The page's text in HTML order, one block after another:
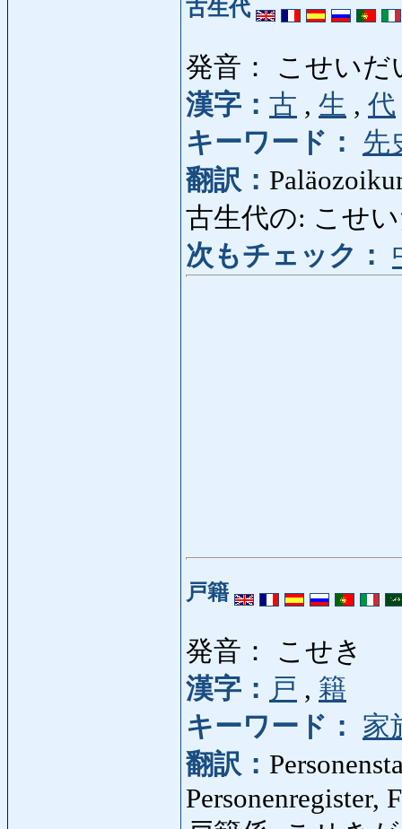
古生代
発音： こせいだ
漢字： 古 , 生 , 代
キーワード：
先
翻訳：
古生代の: こせ
次もチェック：
戸籍
発音： こせき
漢字： 戸 , 籍
キーワード：
家
翻訳：
Personenregister,